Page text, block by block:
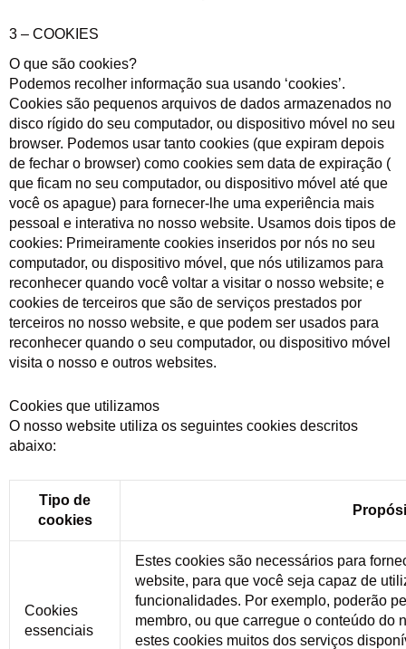
3 – COOKIES
O que são cookies?
Podemos recolher informação sua usando ‘cookies’.
Cookies são pequenos arquivos de dados armazenados no
disco rígido do seu computador, ou dispositivo móvel no seu
browser. Podemos usar tanto cookies (que expiram depois
de fechar o browser) como cookies sem data de expiração (
que ficam no seu computador, ou dispositivo móvel até que
você os apague) para fornecer-lhe uma experiência mais
pessoal e interativa no nosso website. Usamos dois tipos de
cookies: Primeiramente cookies inseridos por nós no seu
computador, ou dispositivo móvel, que nós utilizamos para
reconhecer quando você voltar a visitar o nosso website; e
cookies de terceiros que são de serviços prestados por
terceiros no nosso website, e que podem ser usados para
reconhecer quando o seu computador, ou dispositivo móvel
visita o nosso e outros websites.
Cookies que utilizamos
O nosso website utiliza os seguintes cookies descritos
abaixo:
Tipo de
cookies
Cookies
essenciais
Estes cookies são necessários para
website, para que você seja capaz de
funcionalidades. Por exemplo, poderão
membro, ou que carregue o conteúdo do
estes cookies muitos dos serviços